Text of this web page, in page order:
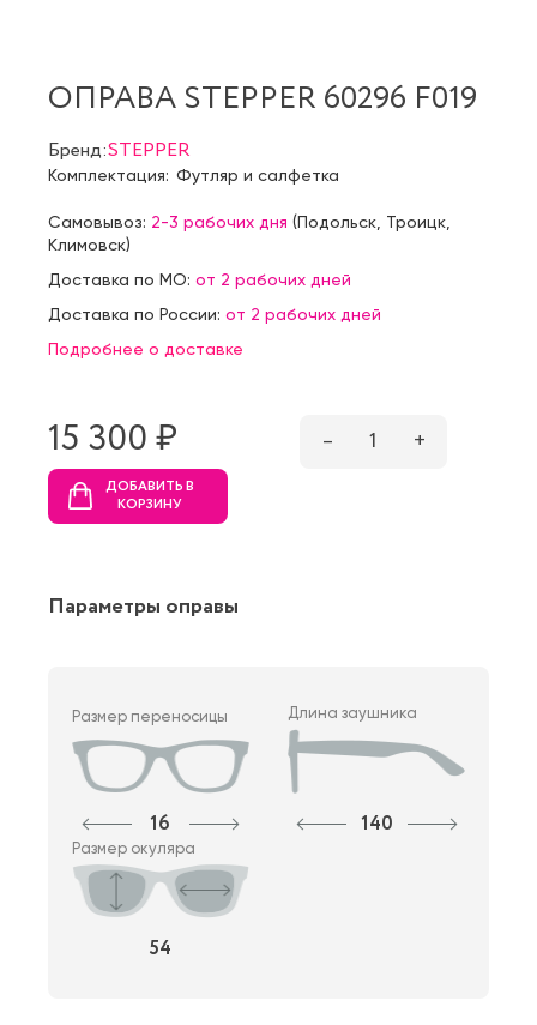
ОПРАВА STEPPER 60296 F019
Бренд:STEPPER
Комплектация: Футляр и салфетка
Самовывоз: 2-3 рабочих дня (Подольск Троицк
Климовск)
Доставка по МО: от 2 рабочих дней
Доставка по России: от 2 рабочих дней
Подробнее о доставке
15 300 ₷ – 1 +
ДОБАВИТЬ В
КОРЗИНУ
Параметры оправы
Размер переносицы
16
Длина заушника
140
Размер окуляра
54